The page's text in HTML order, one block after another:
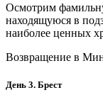
Осмотрим
находящуюся в
наиболее ценных
Возвращение в
День 3. Брест